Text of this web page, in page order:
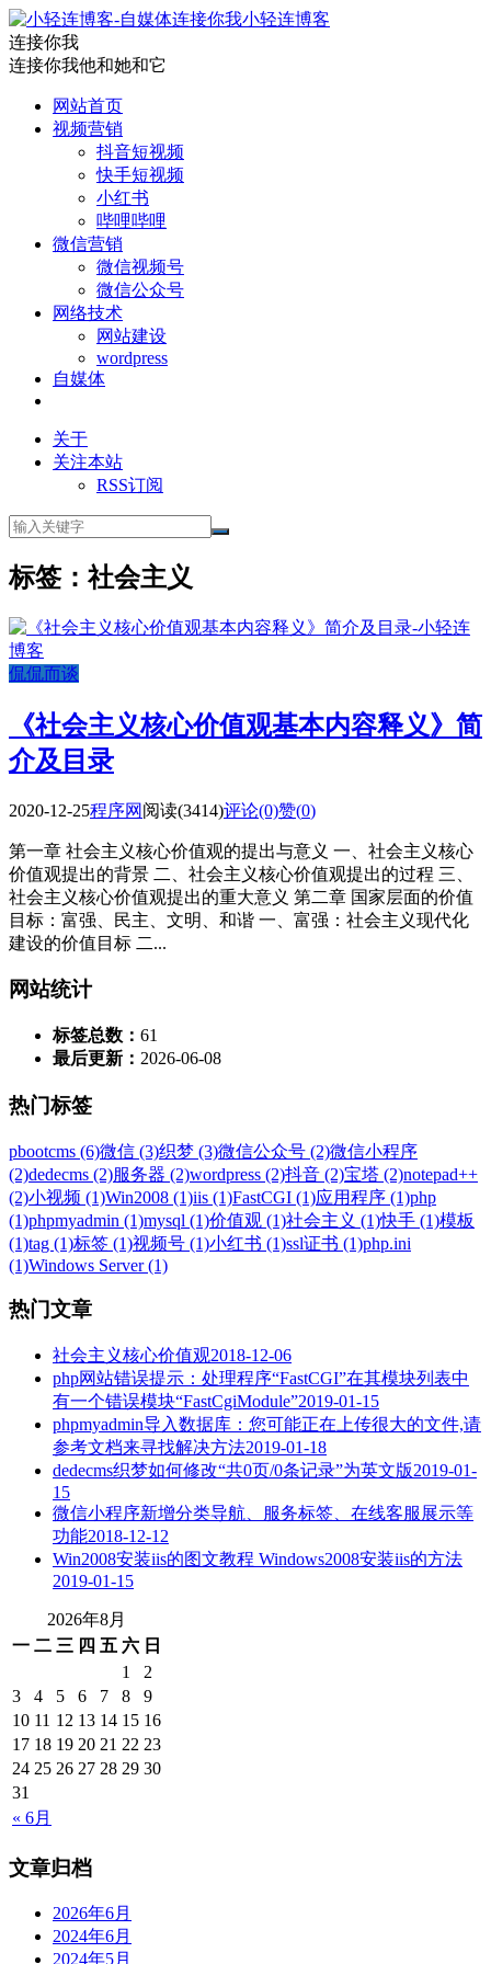
小轻连博客
连接你我
连接你我他和她和它
网站首页
视频营销
抖音短视频
快手短视频
小红书
哔哩哔哩
微信营销
微信视频号
微信公众号
网络技术
网站建设
wordpress
自媒体
关于
关注本站
RSS订阅
标签：社会主义
侃侃而谈
《社会主义核心价值观基本内容释义》简
介及目录
2020-12-25程序网 阅读(3414)评论(0)赞(0)
第一章 社会主义核心价值观的提出与意义 一、社会主义核心
价值观提出的背景 二、社会主义核心价值观提出的过程 三、
社会主义核心价值观提出的重大意义 第二章 国家层面的价值
目标：富强、民主、文明、和谐 一、富强：社会主义现代化
建设的价值目标 二...
网站统计
标签总数： 61
最后更新： 2026-06-08
热门标签
pbootcms (6)微信 (3)织梦 (3)微信公众号 (2)微信小程序
(2)dedecms (2)服务器 (2)wordpress (2)抖音 (2)宝塔 (2)notepad++
(2)小视频 (1)Win2008 (1)iis (1)FastCGI (1)应用程序 (1)php
(1)phpmyadmin (1)mysql (1)价值观 (1)社会主义 (1)快手 (1)模板
(1)tag (1)标签 (1)视频号 (1)小红书 (1)ssl证书 (1)php.ini
(1)Windows Server (1)
热门文章
社会主义核心价值观2018-12-06
php网站错误提示：处理程序“FastCGI”在其模块列表中
有一个错误模块“FastCgiModule”2019-01-15
phpmyadmin导入数据库：您可能正在上传很大的文件,请
参考文档来寻找解决方法2019-01-18
dedecms织梦如何修改“共0页/0条记录”为英文版2019-01-
15
微信小程序新增分类导航、服务标签、在线客服展示等
功能2018-12-12
Win2008安装iis的图文教程 Windows2008安装iis的方法
2019-01-15
2026年8月
一 二 三 四 五 六 日
« 6月
1
2
3
4 5 6 7 8
9
10 11 12 13 14 15 16
17 18 19 20 21 22 23
24 25 26 27 28 29 30
31
文章归档
2026年6月
2024年6月
2024年5月